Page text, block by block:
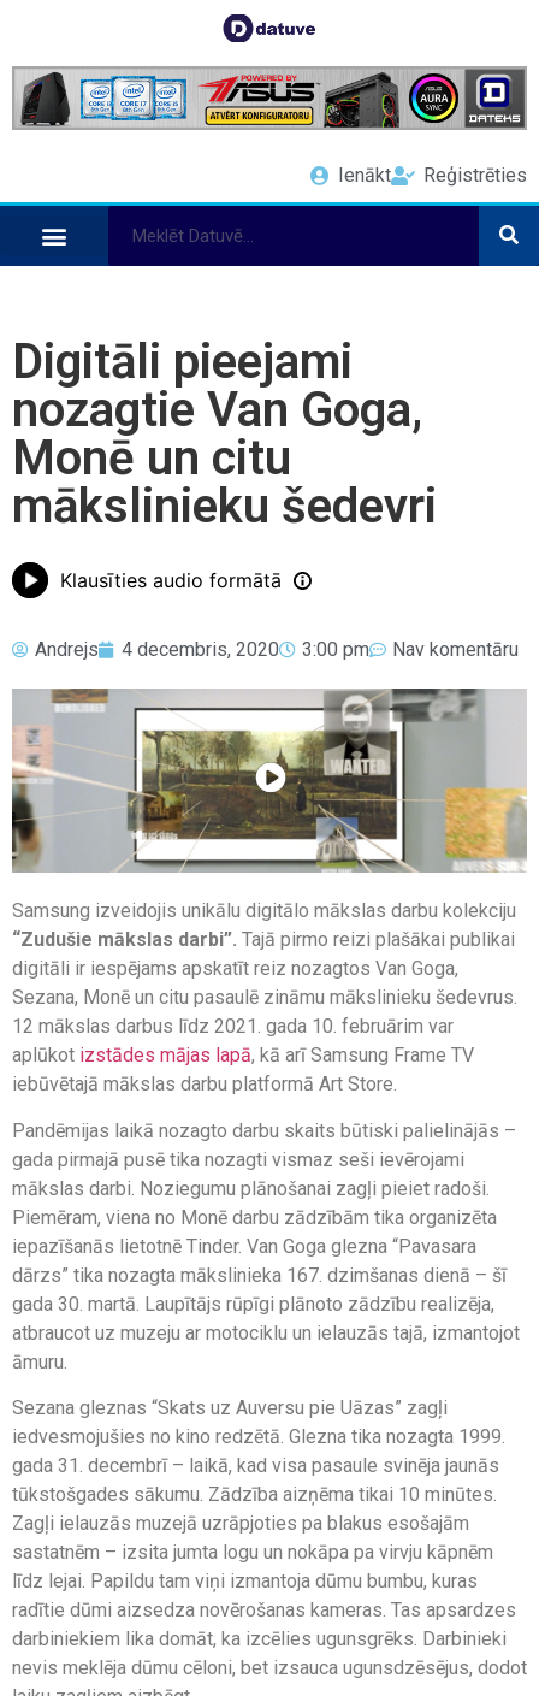
Ienākt Reģistrēties
Digitāli pieejami
nozagtie Van Goga,
Monē un citu
mākslinieku šedevri
Klausīties audio formātā
Andrejs 4 decembris, 2020 3:00 pm Nav komentāru
Samsung izveidojis unikālu digitālo mākslas darbu kolekciju
“Zudušie mākslas darbi”. Tajā pirmo reizi plašākai publikai
digitāli ir iespējams apskatīt reiz nozagtos Van Goga,
Sezana, Monē un citu pasaulē zināmu mākslinieku šedevrus.
12 mākslas darbus līdz 2021. gada 10. februārim var
aplūkot izstādes mājas lapā, kā arī Samsung Frame TV
iebūvētajā mākslas darbu platformā Art Store.
Pandēmijas laikā nozagto darbu skaits būtiski palielinājās –
gada pirmajā pusē tika nozagti vismaz seši ievērojami
mākslas darbi. Noziegumu plānošanai zagļi pieiet radoši.
Piemēram, viena no Monē darbu zādzībām tika organizēta
iepazīšanās lietotnē Tinder. Van Goga glezna “Pavasara
dārzs” tika nozagta mākslinieka 167. dzimšanas dienā – šī
gada 30. martā. Laupītājs rūpīgi plānoto zādzību realizēja,
atbraucot uz muzeju ar motociklu un ielauzās tajā, izmantojot
āmuru.
Sezana gleznas “Skats uz Auversu pie Uāzas” zagļi
iedvesmojušies no kino redzētā. Glezna tika nozagta 1999.
gada 31. decembrī – laikā, kad visa pasaule svinēja jaunās
tūkstošgades sākumu. Zādzība aizņēma tikai 10 minūtes.
Zagļi ielauzās muzejā uzrāpjoties pa blakus esošajām
sastatnēm – izsita jumta logu un nokāpa pa virvju kāpnēm
līdz lejai. Papildu tam viņi izmantoja dūmu bumbu, kuras
radītie dūmi aizsedza novērošanas kameras. Tas apsardzes
darbiniekiem lika domāt, ka izcēlies ugunsgrēks. Darbinieki
nevis meklēja dūmu cēloni, bet izsauca ugunsdzēsējus, dodot